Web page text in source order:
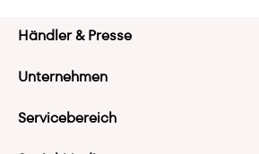
Händler & Presse
Unternehmen
Servicebereich